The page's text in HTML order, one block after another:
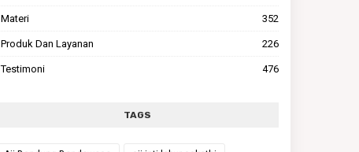
Materi 352
Produk Dan Layanan 226
Testimoni 476
TAGS